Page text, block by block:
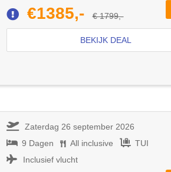
€1385,- € 1799,-
BEKIJK DEAL
Zaterdag 26 september 2026
9 Dagen
All inclusive
TUI
Inclusief vlucht